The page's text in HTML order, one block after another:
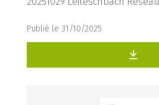
Publié le 31/10/2025